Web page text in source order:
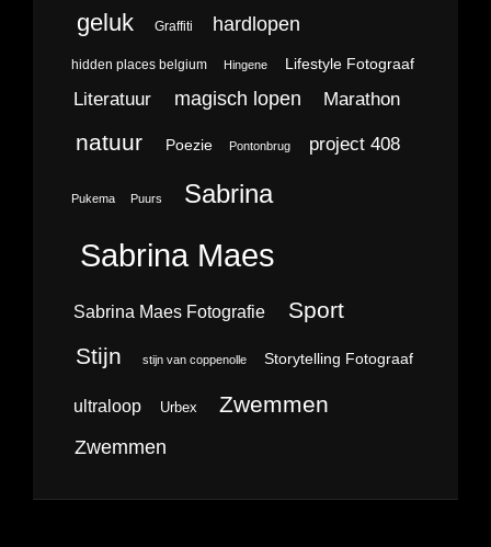
geluk Graffiti hardlopen
hidden places belgium Hingene Lifestyle Fotograaf
Literatuur magisch lopen Marathon
natuur Poezie Pontonbrug project 408
Pukema Puurs Sabrina
Sabrina Maes
Sabrina Maes Fotografie Sport
Stijn stijn van coppenolle Storytelling Fotograaf
ultraloop Urbex Zwemmen
Zwemmen